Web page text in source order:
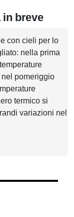
in breve
con cieli per lo
nella prima
nel pomeriggio
termico si
variazioni nel